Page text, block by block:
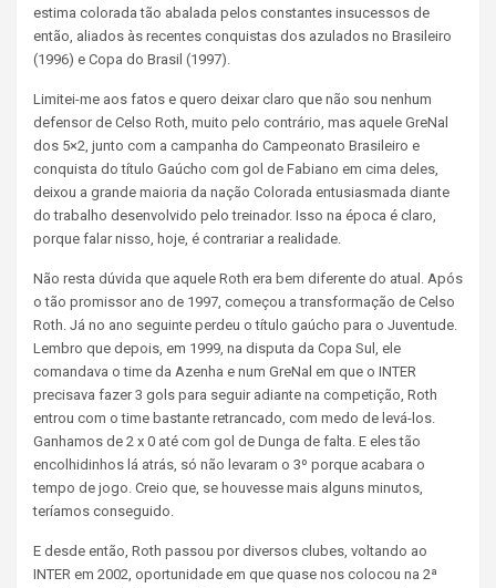
estima colorada tão abalada pelos constantes insucessos de
então, aliados às recentes conquistas dos azulados no Brasileiro
(1996) e Copa do Brasil (1997).
Limitei-me aos fatos e quero deixar claro que não sou nenhum
defensor de Celso Roth, muito pelo contrário, mas aquele GreNal
dos 5×2, junto com a campanha do Campeonato Brasileiro e
conquista do título Gaúcho com gol de Fabiano em cima deles,
deixou a grande maioria da nação Colorada entusiasmada diante
do trabalho desenvolvido pelo treinador. Isso na época é claro,
porque falar nisso, hoje, é contrariar a realidade.
Não resta dúvida que aquele Roth era bem diferente do atual. Após
o tão promissor ano de 1997, começou a transformação de Celso
Roth. Já no ano seguinte perdeu o título gaúcho para o Juventude.
Lembro que depois, em 1999, na disputa da Copa Sul, ele
comandava o time da Azenha e num GreNal em que o INTER
precisava fazer 3 gols para seguir adiante na competição, Roth
entrou com o time bastante retrancado, com medo de levá-los.
Ganhamos de 2 x 0 até com gol de Dunga de falta. E eles tão
encolhidinhos lá atrás, só não levaram o 3º porque acabara o
tempo de jogo. Creio que, se houvesse mais alguns minutos,
teríamos conseguido.
E desde então, Roth passou por diversos clubes, voltando ao
INTER em 2002, oportunidade em que quase nos colocou na 2ª